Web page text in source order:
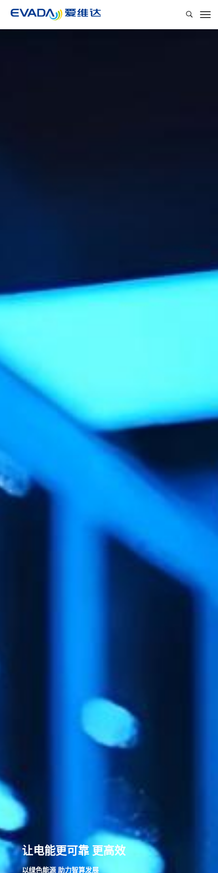
让电能更可靠 更高效
以绿色能源 助力智算发展